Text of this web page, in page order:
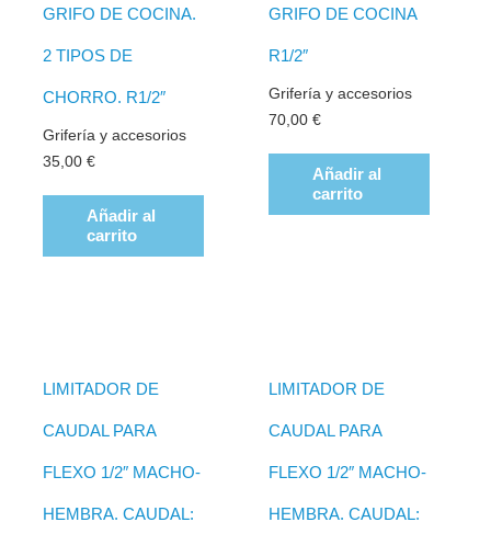
GRIFO DE COCINA.
2 TIPOS DE
CHORRO. R1/2″
Grifería y accesorios
35,00€
Añadir al
carrito
GRIFO DE COCINA
R1/2″
Grifería y accesorios
70,00 €
Añadir al
carrito
LIMITADOR DE
CAUDAL PARA
FLEXO 1/2″ MACHO-
HEMBRA. CAUDAL:
LIMITADOR DE
CAUDAL PARA
FLEXO 1/2″ MACHO-
HEMBRA. CAUDAL: